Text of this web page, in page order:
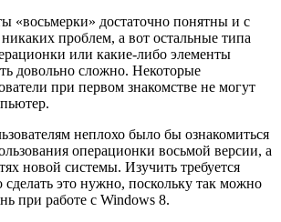
«восьмерки» достаточно понятны и с
проблем, а вот остальные типа
или какие-либо элементы
довольно сложно. Некоторые
при первом знакомстве не могут
неплохо было бы ознакомиться
операционки восьмой версии, а
новой системы. Изучить требуется
это нужно, поскольку так можно
при работе с Windows 8.